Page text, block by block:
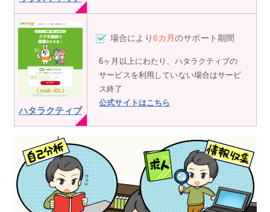
ハタラクティブ
場合により6カ月のサポート期間
6ヶ月以上にわたり、ハタラクティブの
サービスを利用していない場合はサービ
ス終了
公式サイトはこちら